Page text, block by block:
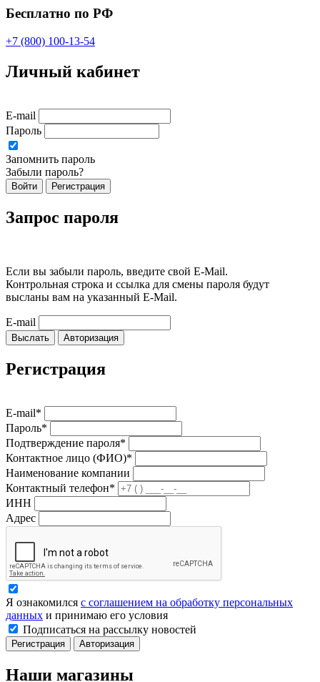
Бесплатно по РФ
+7 (800) 100-13-54
Личный кабинет
E-mail
Пароль
Запомнить пароль
Забыли пароль?
Войти Регистрация
Запрос пароля
Если вы забыли пароль, введите свой E-Mail.
Контрольная строка и ссылка для смены пароля будут
высланы вам на указанный E-Mail.
E-mail
Выслать Авторизация
Регистрация
E-mail*
Пароль*
Подтверждение пароля*
Контактное лицо (ФИО)*
Наименование компании
Контактный телефон*
ИНН
Адрес
Я ознакомился с соглашением на обработку персональных
данных и принимаю его условия
Подписаться на рассылку новостей
Регистрация Авторизация
Наши магазины